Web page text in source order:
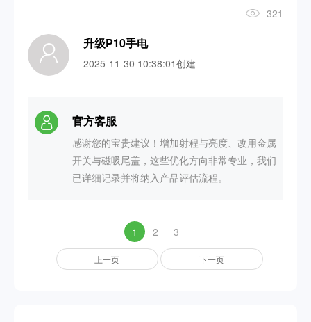
321
升级P10手电
2025-11-30 10:38:01创建
官方客服
感谢您的宝贵建议！增加射程与亮度、改用金属
开关与磁吸尾盖，这些优化方向非常专业，我们
已详细记录并将纳入产品评估流程。
上一页
1 2 3
下一页